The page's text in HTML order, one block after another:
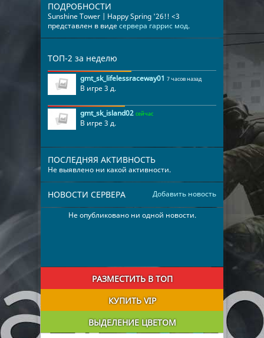
ПОДРОБНОСТИ
Sunshine Tower | Happy Spring '26!! <3
представлен в видесервера гаррис мод.
ТОП-2 за неделю
gmt_sk_lifelessraceway01 7 часов назад
В игре 3 д.
gmt_sk_island02 сейчас
В игре 3 д.
ПОСЛЕДНЯЯ АКТИВНОСТЬ
Не выявлено ни какой активности.
Добавить новость
НОВОСТИ СЕРВЕРА
Не опубликовано ни одной новости.
РАЗМЕСТИТЬ В ТОП
КУПИТЬ VIP
ВЫДЕЛЕНИЕ ЦВЕТОМ